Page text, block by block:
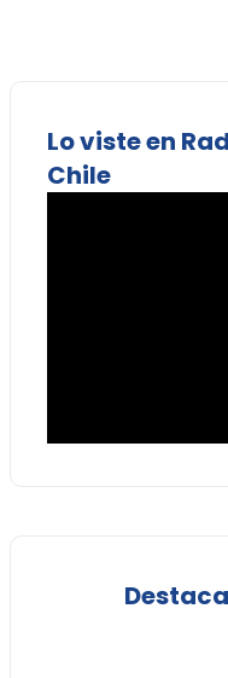
Lo viste en
Chile